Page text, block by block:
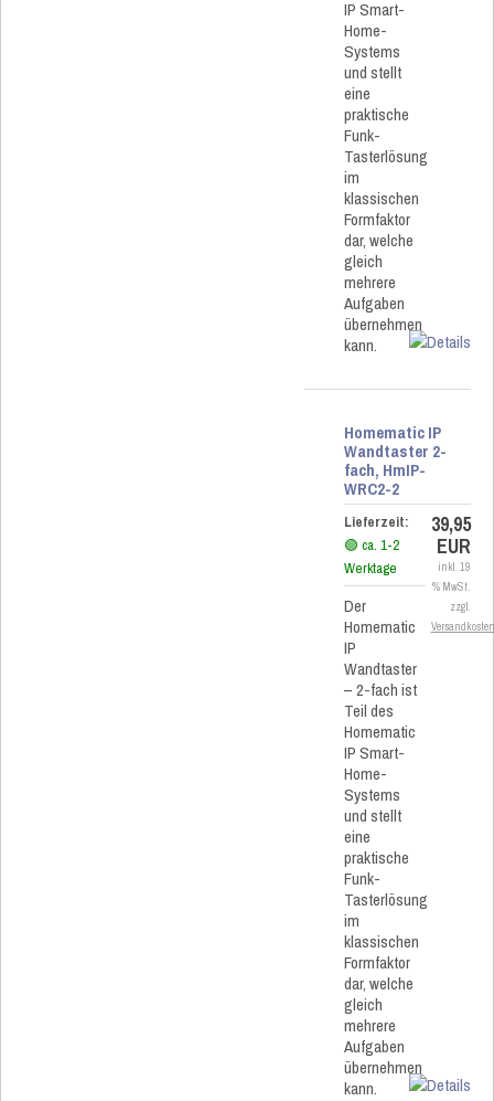
IP Smart-
Home-
Systems
und stellt
eine
praktische
Funk-
Tasterlösung
im
klassischen
Formfaktor
dar, welche
gleich
mehrere
Aufgaben
übernehmen
kann.
Homematic IP
Wandtaster 2-
fach, HmIP-
WRC2-2
Lieferzeit:
🟢 ca. 1-2
Werktage
Der
Homematic
IP
Wandtaster
– 2-fach ist
Teil des
Homematic
IP Smart-
Home-
Systems
und stellt
eine
praktische
Funk-
Tasterlösung
im
klassischen
Formfaktor
dar, welche
gleich
mehrere
Aufgaben
übernehmen
kann.
39,95
EUR
inkl. 19
% MwSt.
zzgl.
Versandkosten